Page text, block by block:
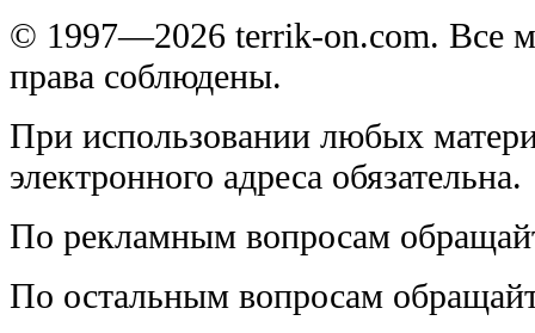
© 1997—2026 terrik-on.com. Все
права соблюдены.
При использовании любых
электронного адреса обязательна.
По рекламным вопросам
По остальным вопросам